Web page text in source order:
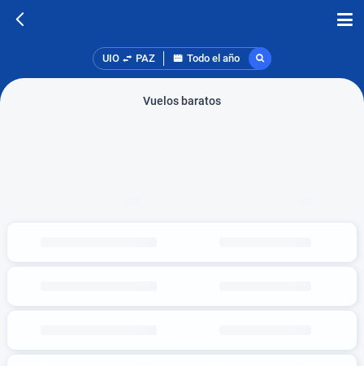
UIO PAZ Todo el año
Vuelos baratos